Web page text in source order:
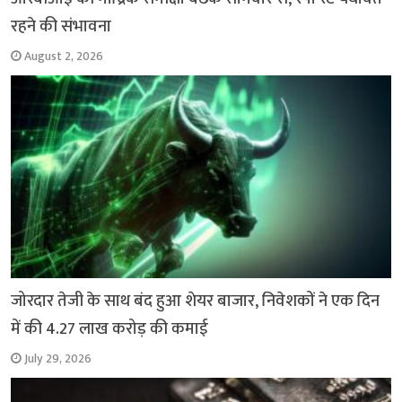
रहने की संभावना
August 2, 2026
जोरदार तेजी के साथ बंद हुआ शेयर बाजार, निवेशकों ने एक दिन
में की 4.27 लाख करोड़ की कमाई
July 29, 2026